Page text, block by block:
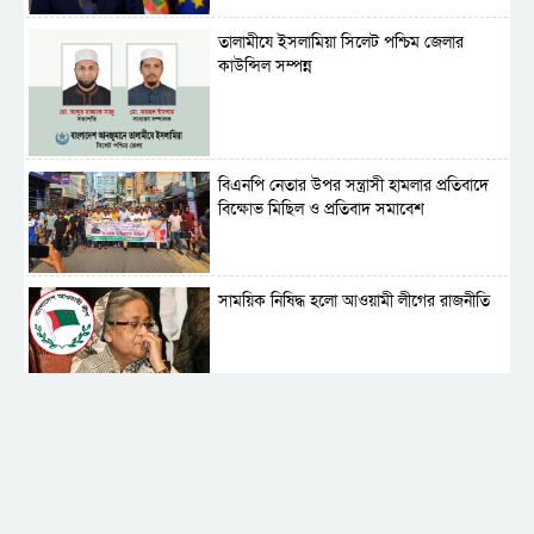
‎তালামীযে ইসলামিয়া সিলেট পশ্চিম জেলার
কাউন্সিল সম্পন্ন
বিএনপি নেতার উপর সন্ত্রাসী হামলার প্রতিবাদে
বিক্ষোভ মিছিল ও প্রতিবাদ সমাবেশ
সাময়িক নিষিদ্ধ হলো আওয়ামী লীগের রাজনীতি